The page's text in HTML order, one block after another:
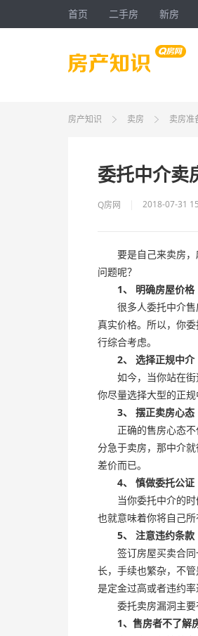
首页 二手房 新房
房产知识 卖房 卖房准
委托中介卖
Q房网 2018-07-31
要是自己来卖房，麻
问题呢？
1、
明确房屋价格
很多人委托中介售房
真实价格。所以，你
行综合考虑。
2、
选择正规中介
如今，当你站在街道
你尽量选择大型的正
3、
摆正卖房心态
正确的售房心态不仅
分急于卖房，那中介
差价而已。
4、
慎做委托公证
当你委托中介的时候
也就意味着你将自己
5、
注意违约条款
签订房屋买卖合同一
长，手续也繁杂，不
是定金过高或者违约率
委托卖房漏洞主要
1、售房者不了解